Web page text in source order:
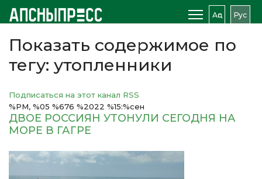
Аԥс Рус
Показать содержимое по
тегу: утопленники
Подписаться на этот канал RSS
%PM, %05 %676 %2022 %15:%сен
ДВОЕ РОССИЯН УТОНУЛИ СЕГОДНЯ НА
МОРЕ В ГАГРЕ